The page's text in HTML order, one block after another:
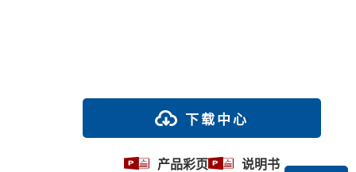
下载中心
产品彩页 说明书